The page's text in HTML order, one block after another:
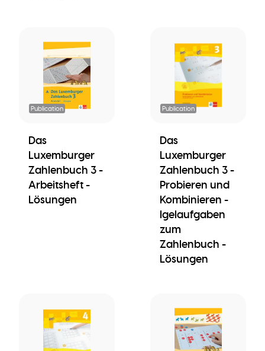
Publication
Das
Luxemburger
Zahlenbuch 3 -
Arbeitsheft -
Lösungen
Publication
Das
Luxemburger
Zahlenbuch 3 -
Probieren und
Kombinieren -
Igelaufgaben
zum
Zahlenbuch -
Lösungen